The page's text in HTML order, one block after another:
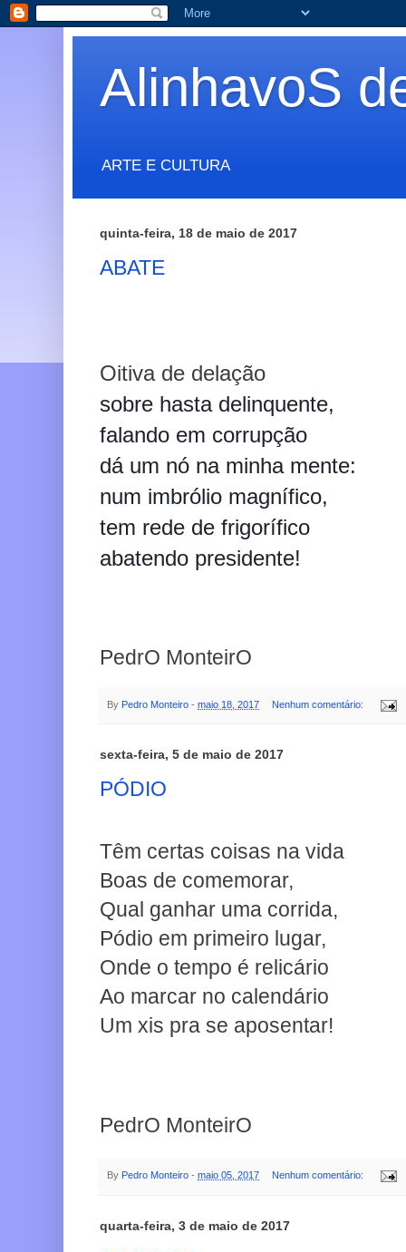
AlinhavoS
ARTE E CULTURA
quinta-feira, 18 de maio de 2017
ABATE
Oitiva de delação
sobre hasta delinquente,
falando em corrupção
dá um nó na minha mente:
num imbrólio magnífico,
tem rede de frigorífico
abatendo presidente!
PedrO MonteirO
By Pedro Monteiro - maio 18, 2017 Nenhum comentário:
sexta-feira, 5 de maio de 2017
PÓDIO
Têm certas coisas na vida
Boas de comemorar,
Qual ganhar uma corrida,
Pódio em primeiro lugar,
Onde o tempo é relicário
Ao marcar no calendário
Um xis pra se aposentar!
PedrO MonteirO
By Pedro Monteiro - maio 05, 2017 Nenhum comentário:
quarta-feira, 3 de maio de 2017